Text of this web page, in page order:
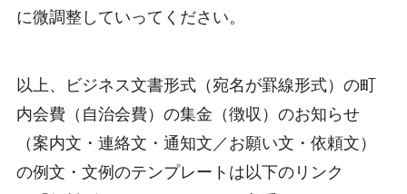
に微調整していってください。
以上、ビジネス文書形式（宛名が罫線形式）の町
内会費（自治会費）の集金（徴収）のお知らせ
（案内文・連絡文・通知文／お願い文・依頼文）
の例文・文例のテンプレートは以下のリンク